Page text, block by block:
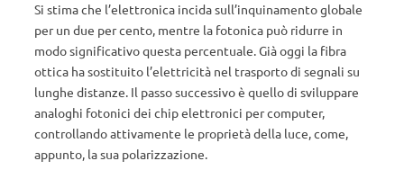
Si stima che l’elettronica incida sull’inquinamento globale
per un due per cento, mentre la fotonica può ridurre in
modo significativo questa percentuale. Già oggi la fibra
ottica ha sostituito l’elettricità nel trasporto di segnali su
lunghe distanze. Il passo successivo è quello di sviluppare
analoghi fotonici dei chip elettronici per computer,
controllando attivamente le proprietà della luce, come,
appunto, la sua polarizzazione.